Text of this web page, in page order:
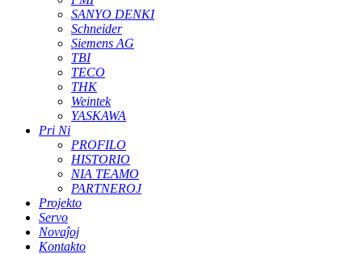
SANYO DENKI
Schneider
Siemens AG
TBI
TECO
THK
Weintek
YASKAWA
Pri Ni
PROFILO
HISTORIO
NIA TEAMO
PARTNEROJ
Projekto
Servo
Novaĵoj
Kontakto